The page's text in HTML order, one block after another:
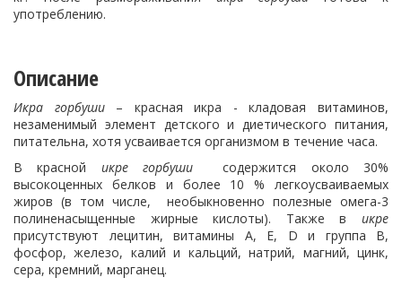
употреблению.
Описание
Икра горбуши– красная икра - кладовая витаминов,
незаменимый элемент детского и диетического питания,
питательна, хотя усваивается организмом в течение часа.
В красной икре горбуши содержится около 30%
высокоценных белков и более 10 % легкоусваиваемых
жиров (в том числе, необыкновенно полезные омега-3
полиненасыщенные жирные кислоты). Также в икре
присутствуют лецитин, витамины А, Е, D и группа В,
фосфор, железо, калий и кальций, натрий, магний, цинк,
сера, кремний, марганец.